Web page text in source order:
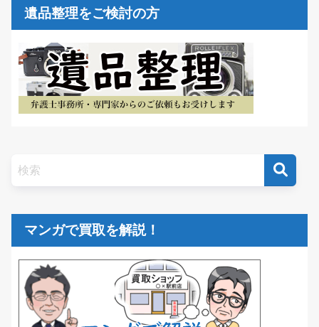
遺品整理をご検討の方
マンガで買取を解説！